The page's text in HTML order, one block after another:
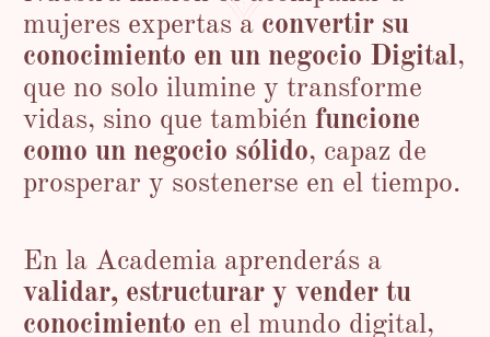
mujeres expertas a convertir su
conocimiento en un negocio Digital,
que no solo ilumine y transforme
vidas, sino que también funcione
como un negocio sólido, capaz de
prosperar y sostenerse en el tiempo.
En la Academia aprenderás a
validar, estructurar y vender tu
conocimiento en el mundo digital,